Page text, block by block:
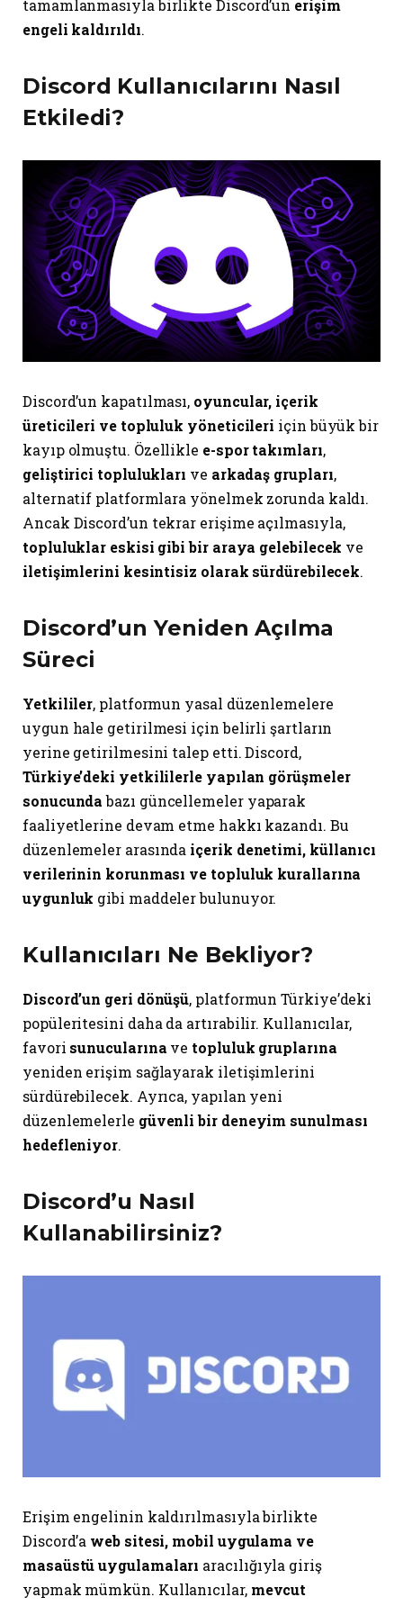
tamamlanmasıyla birlikte Discord’un erişim
engeli kaldırıldı.
Discord Kullanıcılarını Nasıl
Etkiledi?
Discord’un kapatılması, oyuncular, içerik
üreticileri ve topluluk yöneticileri için büyük bir
kayıp olmuştu. Özellikle e-spor takımları,
geliştirici toplulukları ve arkadaş grupları,
alternatif platformlara yönelmek zorunda kaldı.
Ancak Discord’un tekrar erişime açılmasıyla,
topluluklar eskisi gibi bir araya gelebilecek ve
iletişimlerini kesintisiz olarak sürdürebilecek.
Discord’un Yeniden Açılma
Süreci
Yetkililer, platformun yasal düzenlemelere
uygun hale getirilmesi için belirli şartların
yerine getirilmesini talep etti. Discord,
Türkiye’deki yetkililerle yapılan görüşmeler
sonucundabazı güncellemeler yaparak
faaliyetlerine devam etme hakkı kazandı. Bu
düzenlemeler arasında içerik denetimi, küllanıcı
verilerinin korunması ve topluluk kurallarına
uygunluk gibi maddeler bulunuyor.
Kullanıcıları Ne Bekliyor?
Discord’un geri dönüşü, platformun Türkiye’deki
popüleritesini daha da artırabilir. Kullanıcılar,
favori sunucularına ve topluluk gruplarına
yeniden erişim sağlayarak iletişimlerini
sürdürebilecek. Ayrıca, yapılan yeni
düzenlemelerle güvenli bir deneyim sunulması
hedefleniyor.
Discord’u Nasıl
Kullanabilirsiniz?
Erişim engelinin kaldırılmasıyla birlikte
Discord’a web sitesi, mobil uygulama ve
masaüstü uygulamaları aracılığıyla giriş
yapmak mümkün. Kullanıcılar, mevcut